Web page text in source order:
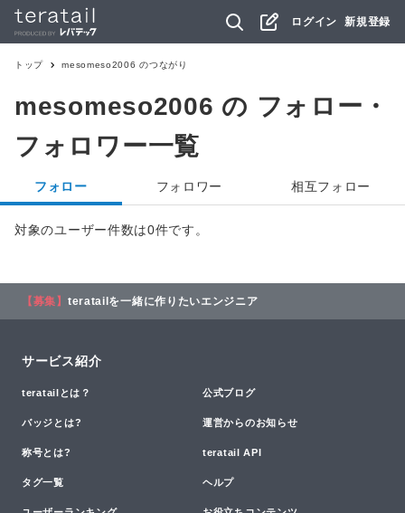
ログイン 新規登録
トップ mesomeso2006 のつながり
mesomeso2006 の フォロー・
フォロワー一覧
フォロー フォロワー 相互フォロー
対象のユーザー件数は0件です。
【募集】 teratailを一緒に作りたいエンジニア
サービス紹介
teratailとは？ 公式ブログ
バッジとは? 運営からのお知らせ
称号とは? teratail API
タグ一覧 ヘルプ